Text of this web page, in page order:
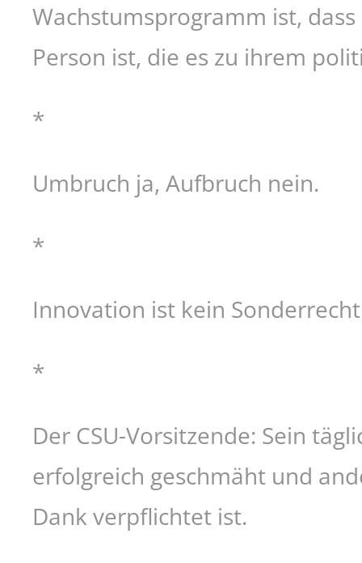
Wachstumsprogramm ist,
Person ist, die es zu ihrem
*
Umbruch ja, Aufbruch nein.
*
Innovation ist kein
*
Der CSU-Vorsitzende: Sein
erfolgreich geschmäht und
Dank verpflichtet ist.